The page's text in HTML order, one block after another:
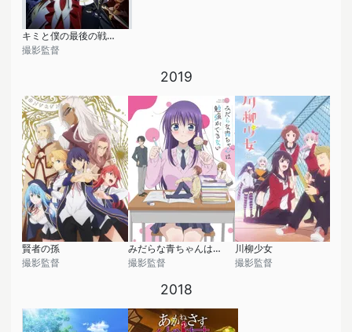
キミと僕の最後の戦場、あるいは世界が始まる聖戦
撮影監督
2019
賢者の孫
撮影監督
みだらな青ちゃんは勉強ができない
撮影監督
川柳少女
撮影監督
2018